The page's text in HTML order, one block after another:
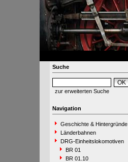
Suche
zur erweiterten Suche
Navigation
Geschichte & Hintergründe
Länderbahnen
DRG-Einheitslokomotiven
BR 01
BR 01.10